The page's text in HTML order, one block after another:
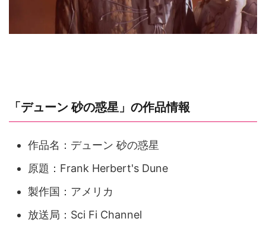
「デューン 砂の惑星」の作品情報
作品名：デューン 砂の惑星
原題：Frank Herbert's Dune
製作国：アメリカ
放送局：Sci Fi Channel